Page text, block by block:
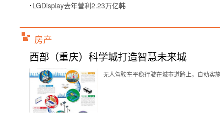
LGDisplay去年营利2.23万亿韩
房产
西部（重庆）科学城打造智慧未来城
无人驾驶车平稳行驶在城市道路上，自动实